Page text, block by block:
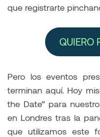
que registrarte
QUIERO
Pero los eventos
terminan aquí. Hoy
the Date” para
en Londres tras la
que utilizamos este